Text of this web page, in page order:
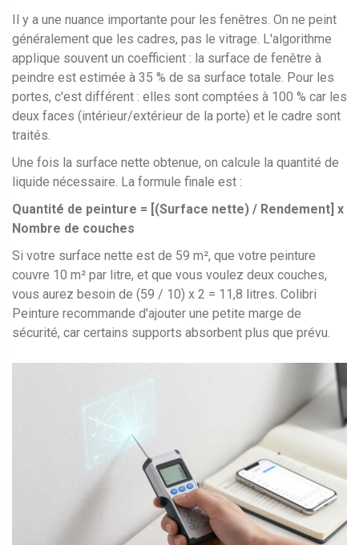
Il y a une nuance importante pour les fenêtres. On ne peint
généralement que les cadres, pas le vitrage. L'algorithme
applique souvent un coefficient : la surface de fenêtre à
peindre est estimée à 35 % de sa surface totale. Pour les
portes, c'est différent : elles sont comptées à 100 % car les
deux faces (intérieur/extérieur de la porte) et le cadre sont
traités.
Une fois la surface nette obtenue, on calcule la quantité de
liquide nécessaire. La formule finale est :
Quantité de peinture = [(Surface nette) / Rendement] x
Nombre de couches
Si votre surface nette est de 59 m², que votre peinture
couvre 10 m² par litre, et que vous voulez deux couches,
vous aurez besoin de (59 / 10) x 2 = 11,8 litres. Colibri
Peinture recommande d'ajouter une petite marge de
sécurité, car certains supports absorbent plus que prévu.